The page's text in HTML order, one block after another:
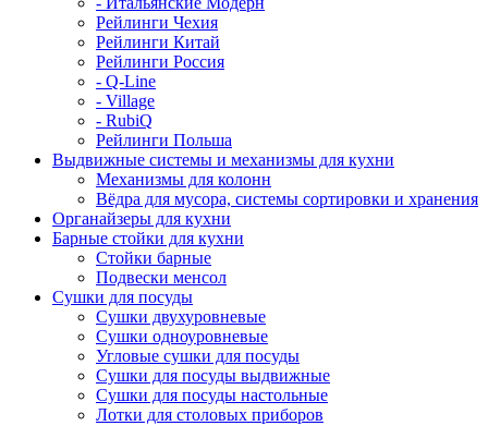
Рейлинги Чехия
Рейлинги Китай
Рейлинги Россия
- Q-Line
- Village
- RubiQ
Рейлинги Польша
Выдвижные системы и механизмы для кухни
Механизмы для колонн
Вёдра для мусора, системы сортировки и хранения
Органайзеры для кухни
Барные стойки для кухни
Стойки барные
Подвески менсол
Сушки для посуды
Сушки двухуровневые
Сушки одноуровневые
Угловые сушки для посуды
Сушки для посуды выдвижные
Сушки для посуды настольные
Лотки для столовых приборов